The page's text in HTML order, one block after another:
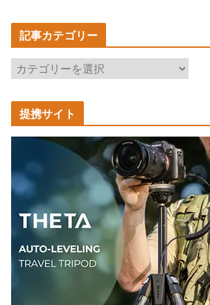
記事カテゴリー
記
事
カ
テ
ゴ
ー
提携サイト